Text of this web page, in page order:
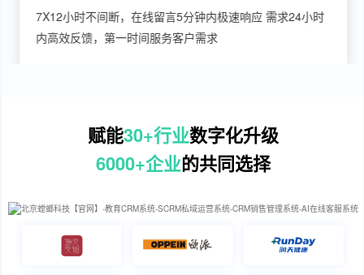
7X12小时不间断，在线留言5分钟内极速响应 需求24小时
内高效反馈，第一时间服务客户需求
赋能30+行业数字化升级
6000+企业的共同选择